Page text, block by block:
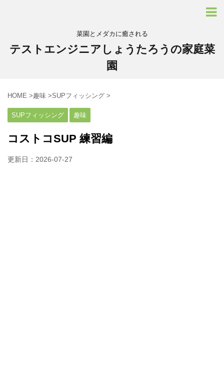
菜園とメダカに癒される
テストエンジニアしょうたろうの家庭菜
園
HOME >趣味 >SUPフィッシング >
SUPフィッシング 趣味
コストコSUP 練習編
更新日： 2026-07-27